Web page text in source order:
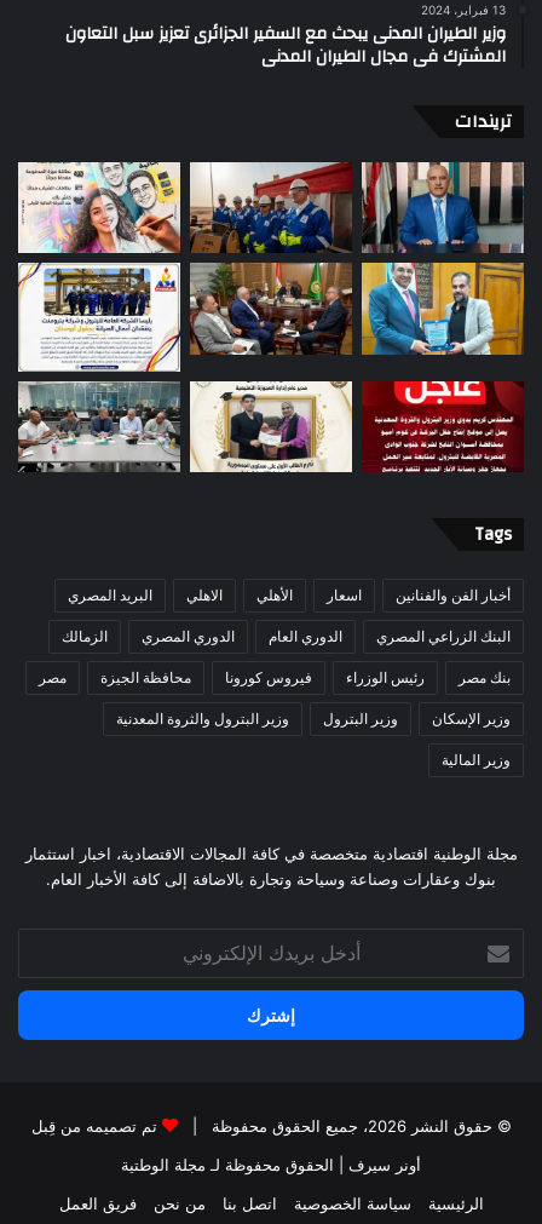
13 فبراير، 2024
وزير الطيران المدنى يبحث مع السفير الجزائرى تعزيز سبل التعاون
المشترك فى مجال الطيران المدنى
تريندات
Tags
أخبار الفن والفنانين اسعار الأهلي الاهلي البريد المصري
البنك الزراعي المصري الدوري العام الدوري المصري الزمالك
بنك مصر رئيس الوزراء فيروس كورونا محافظة الجيزة مصر
وزير الإسكان وزير البترول وزير البترول والثروة المعدنية
وزير المالية
مجلة الوطنية اقتصادية متخصصة في كافة المجالات الاقتصادية، اخبار استثمار
بنوك وعقارات وصناعة وسياحة وتجارة بالاضافة إلى كافة الأخبار العام.
بريدك
الإلكتروني
© حقوق النشر 2026، جميع الحقوق محفوظة |
تم تصميمه من قِبل
أونر سيرف | الحقوق محفوظة لـ مجلة الوطتية
الرئيسية
سياسة الخصوصية اتصل بنا من نحن فريق العمل